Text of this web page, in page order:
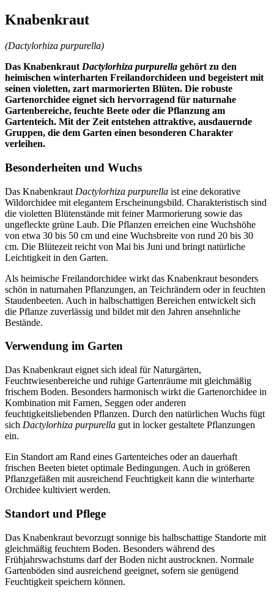
Knabenkraut
(Dactylorhiza purpurella)
Das Knabenkraut Dactylorhiza purpurella gehört zu den
heimischen winterharten Freilandorchideen und begeistert mit
seinen violetten, zart marmorierten Blüten. Die robuste
Gartenorchidee eignet sich hervorragend für naturnahe
Gartenbereiche, feuchte Beete oder die Pflanzung am
Gartenteich. Mit der Zeit entstehen attraktive, ausdauernde
Gruppen, die dem Garten einen besonderen Charakter
verleihen.
Besonderheiten und Wuchs
Das Knabenkraut Dactylorhiza purpurella ist eine dekorative
Wildorchidee mit elegantem Erscheinungsbild. Charakteristisch sind
die violetten Blütenstände mit feiner Marmorierung sowie das
ungefleckte grüne Laub. Die Pflanzen erreichen eine Wuchshöhe
von etwa 30 bis 50 cm und eine Wuchsbreite von rund 20 bis 30
cm. Die Blütezeit reicht von Mai bis Juni und bringt natürliche
Leichtigkeit in den Garten.
Als heimische Freilandorchidee wirkt das Knabenkraut besonders
schön in naturnahen Pflanzungen, an Teichrändern oder in feuchten
Staudenbeeten. Auch in halbschattigen Bereichen entwickelt sich
die Pflanze zuverlässig und bildet mit den Jahren ansehnliche
Bestände.
Verwendung im Garten
Das Knabenkraut eignet sich ideal für Naturgärten,
Feuchtwiesenbereiche und ruhige Gartenräume mit gleichmäßig
frischem Boden. Besonders harmonisch wirkt die Gartenorchidee in
Kombination mit Farnen, Seggen oder anderen
feuchtigkeitsliebenden Pflanzen. Durch den natürlichen Wuchs fügt
sich Dactylorhiza purpurella gut in locker gestaltete Pflanzungen
ein.
Ein Standort am Rand eines Gartenteiches oder an dauerhaft
frischen Beeten bietet optimale Bedingungen. Auch in größeren
Pflanzgefäßen mit ausreichend Feuchtigkeit kann die winterharte
Orchidee kultiviert werden.
Standort und Pflege
Das Knabenkraut bevorzugt sonnige bis halbschattige Standorte mit
gleichmäßig feuchtem Boden. Besonders während des
Frühjahrswachstums darf der Boden nicht austrocknen. Normale
Gartenböden sind ausreichend geeignet, sofern sie genügend
Feuchtigkeit speichern können.